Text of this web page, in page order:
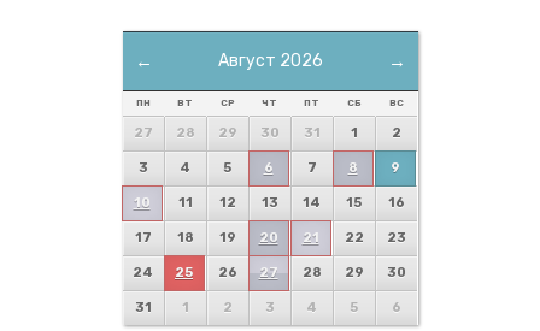
← →
Август 2026
ПН ВТ СР ЧТ ПТ СБ ВС
27 28 29 30 31 1 2
3 4 5 6 7 8 9
10 11 12 13 14 15 16
17 18 19 20 21 22 23
24 25 26 27 28 29 30
31 1 2 3 4 5 6